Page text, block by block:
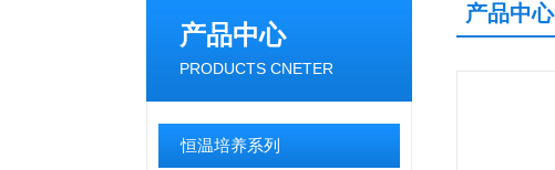
产品中心
PRODUCTS CNETER
恒温培养系列
产品中心